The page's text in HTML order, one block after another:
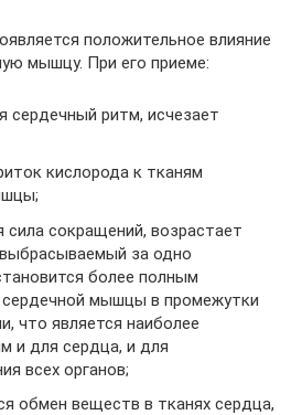
положительное влияние
мышцу. При его приеме:
сердечный ритм, исчезает
кислорода к тканям
сила сокращений, возрастает
за одно
более полным
сердечной мышцы в промежутки
что является наиболее
и для сердца, и для
всех органов;
обмен веществ в тканях сердца,